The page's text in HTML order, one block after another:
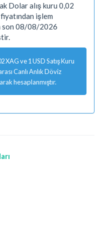
Dolar alış kuru 0,02
işlem
son 08/08/2026
XAG ve 1 USD Satış Kuru
Canlı Anlık Döviz
hesaplanmıştır.